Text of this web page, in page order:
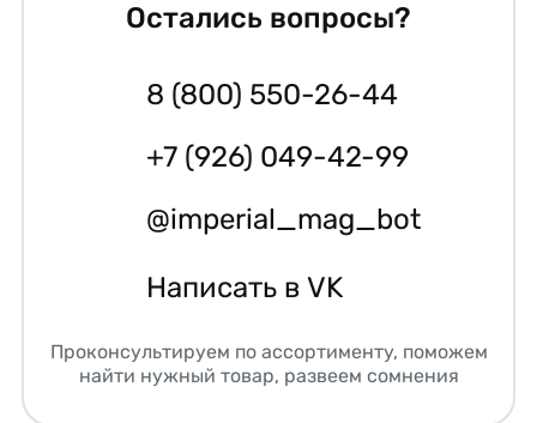
Остались вопросы?
8 (800) 550-26-44
+7 (926) 049-42-99
@imperial_mag_bot
Написать в VK
Проконсультируем по ассортименту, поможем
найти нужный товар, развеем сомнения